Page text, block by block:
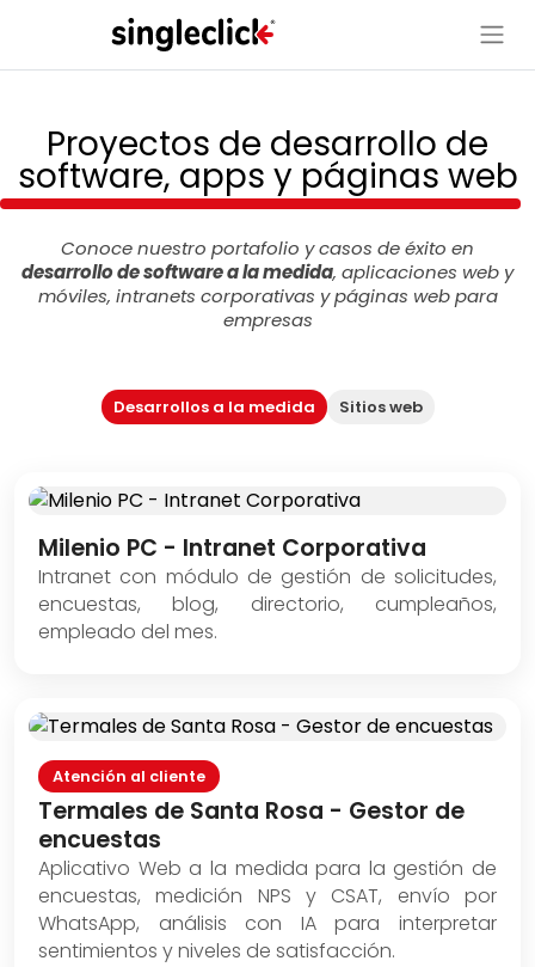
Proyectos de desarrollo de
software, apps y páginas web
Conoce nuestro portafolio y casos de éxito en
desarrollo de software a la medida, aplicaciones web y
móviles, intranets corporativas y páginas web para
empresas
Desarrollos a la medida Sitios web
Milenio PC - Intranet Corporativa
Intranet con módulo de gestión de solicitudes,
encuestas, blog, directorio, cumpleaños,
empleado del mes.
Atención al cliente
Termales de Santa Rosa - Gestor de
encuestas
Aplicativo Web a la medida para la gestión de
encuestas, medición NPS y CSAT, envío por
WhatsApp, análisis con IA para interpretar
sentimientos y niveles de satisfacción.